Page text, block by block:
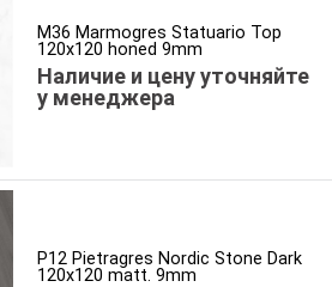
M36 Marmogres Statuario Top
120x120 honed 9mm
Наличие и цену уточняйте
у менеджера
P12 Pietragres Nordic Stone Dark
120x120 matt. 9mm